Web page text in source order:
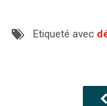
Etiqueté avec